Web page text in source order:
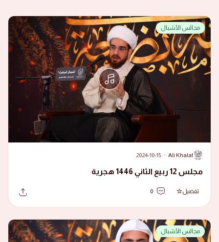
مجالس الأشبال
A
Ali Khalaf
·
2024-10-15
مجلس 12 ربيع الثاني 1446 هجرية
تفضيل 0
مجالس الأشبال